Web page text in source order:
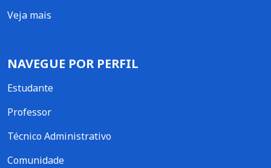
Veja mais
NAVEGUE POR PERFIL
Estudante
Professor
Técnico Administrativo
Comunidade